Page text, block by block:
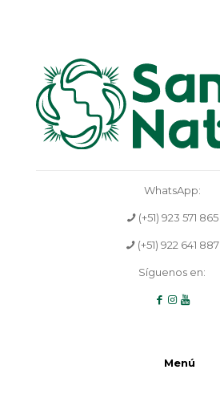
WhatsApp:
(+51) 923 571 865
(+51) 922 641 887
Síguenos en:
Menú